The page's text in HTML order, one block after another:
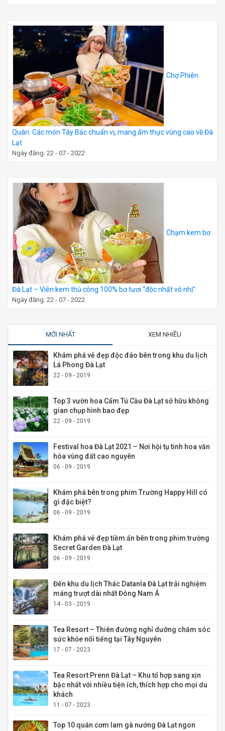
Chợ Phiên
Quán: Các món Tây Bắc chuẩn vị, mang ẩm thực vùng cao về Đà
Lạt
Ngày đăng: 22 - 07 - 2022
Chạm kem bơ
Đà Lạt – Viên kem thủ công 100% bơ tươi “độc nhất vô nhị”
Ngày đăng: 22 - 07 - 2022
MỚI NHẤT XEM NHIỀU
Khám phá vẻ đẹp độc đáo bên trong khu du lịch
Lá Phong Đà Lạt
22 - 09 - 2019
Top 3 vườn hoa Cẩm Tú Cầu Đà Lạt sở hữu không
gian chụp hình bao đẹp
22 - 09 - 2019
Festival hoa Đà Lạt 2021 – Nơi hội tụ tinh hoa văn
hóa vùng đất cao nguyên
06 - 09 - 2019
Khám phá bên trong phim Trường Happy Hill có
gì đặc biệt?
06 - 09 - 2019
Khám phá vẻ đẹp tiềm ẩn bên trong phim trường
Secret Garden Đà Lạt
06 - 09 - 2019
Đến khu du lịch Thác Datanla Đà Lạt trải nghiệm
máng trượt dài nhất Đông Nam Á
14 - 03 - 2019
Tea Resort – Thiên đường nghỉ dưỡng chăm sóc
sức khỏe nổi tiếng tại Tây Nguyên
17 - 07 - 2023
Tea Resort Prenn Đà Lạt – Khu tổ hợp sang xịn
bậc nhất với nhiều tiện ích, thích hợp cho mọi du
khách
11 - 07 - 2023
Top 10 quán cơm lam gà nướng Đà Lạt ngon